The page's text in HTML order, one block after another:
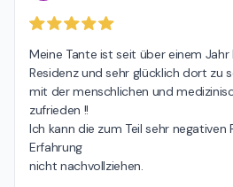
Meine Tante ist seit über einem Jahr
Residenz und sehr glücklich dort zu
mit der menschlichen und
zufrieden !!
Ich kann die zum Teil sehr negativen
Erfahrung
nicht nachvollziehen.